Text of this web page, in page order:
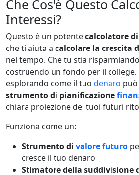
Che Cos'è Questo
Interessi?
Questo è un potentecalcolatore
che ti aiuta a calcolare la crescita
nel tempo. Che tu stia
costruendo un fondo per il
esplorando come il tuo denaro
strumento di pianificazione
chiara proiezione dei tuoi futuri
Funziona come un:
Strumento di valore futuro
cresce il tuo denaro
Stimatore della suddivisione